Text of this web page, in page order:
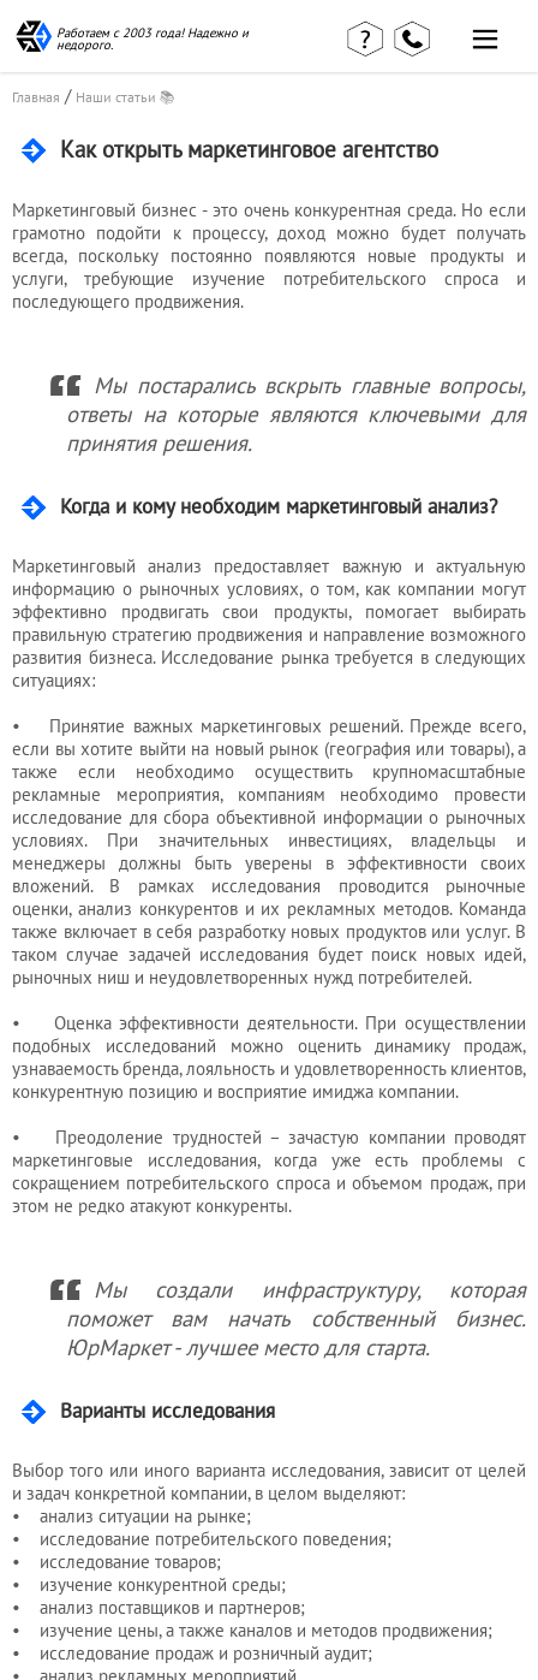
Работаем с 2003 года! Надежно и
недорого.
Главная / Наши статьи 📚
Как открыть маркетинговое агентство
Маркетинговый бизнес - это очень конкурентная среда. Но если
грамотно подойти к процессу, доход можно будет получать
всегда, поскольку постоянно появляются новые продукты и
услуги, требующие изучение потребительского спроса и
последующего продвижения.
Мы постарались вскрыть главные вопросы,
ответы на которые являются ключевыми для
принятия решения.
Когда и кому необходим маркетинговый анализ?
Маркетинговый анализ предоставляет важную и актуальную
информацию о рыночных условиях, о том, как компании могут
эффективно продвигать свои продукты, помогает выбирать
правильную стратегию продвижения и направление возможного
развития бизнеса. Исследование рынка требуется в следующих
ситуациях:
• Принятие важных маркетинговых решений. Прежде всего,
если вы хотите выйти на новый рынок (география или товары), а
также если необходимо осуществить крупномасштабные
рекламные мероприятия, компаниям необходимо провести
исследование для сбора объективной информации о рыночных
условиях. При значительных инвестициях, владельцы и
менеджеры должны быть уверены в эффективности своих
вложений. В рамках исследования проводится рыночные
оценки, анализ конкурентов и их рекламных методов. Команда
также включает в себя разработку новых продуктов или услуг. В
таком случае задачей исследования будет поиск новых идей,
рыночных ниш и неудовлетворенных нужд потребителей.
• Оценка эффективности деятельности. При осуществлении
подобных исследований можно оценить динамику продаж,
узнаваемость бренда, лояльность и удовлетворенность клиентов,
конкурентную позицию и восприятие имиджа компании.
• Преодоление трудностей – зачастую компании проводят
маркетинговые исследования, когда уже есть проблемы с
сокращением потребительского спроса и объемом продаж, при
этом не редко атакуют конкуренты.
Мы создали инфраструктуру, которая
поможет вам начать собственный бизнес.
ЮрМаркет - лучшее место для старта.
Варианты исследования
Выбор того или иного варианта исследования, зависит от целей
и задач конкретной компании, в целом выделяют:
• анализ ситуации на рынке;
• исследование потребительского поведения;
• исследование товаров;
• изучение конкурентной среды;
• анализ поставщиков и партнеров;
• изучение цены, а также каналов и методов продвижения;
• исследование продаж и розничный аудит;
Главная
страница
Отзывы
клиентов
Контакты
Наши статьи
КВЭД в
деталях
Наши
консультации
Миграционные
услуги
Услуги
Услуги
юриста
Услуги
регистратора
Кадровый
аутсорсинг
Лицензии
и
разрешения